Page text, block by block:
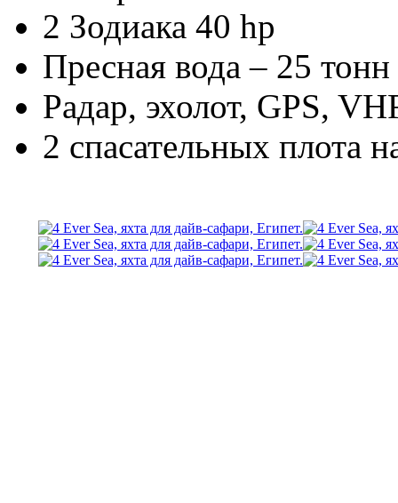
2 Зодиака 40 hp
Пресная вода – 25
Радар, эхолот, GPS,
2 спасательных плота